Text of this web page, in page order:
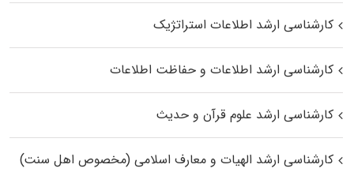
کارشناسی ارشد اطلاعات استراتژیک
کارشناسی ارشد اطلاعات و حفاظت اطلاعات
کارشناسی ارشد علوم قرآن و حدیث
کارشناسی ارشد الهیات و معارف اسلامی (مخصوص اهل سنت)